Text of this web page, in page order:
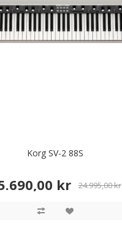
Korg SV-2 88S
kr 24.995,00 kr